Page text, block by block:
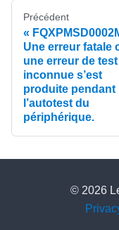
Précédent
Une erreur fatale
une erreur de test
inconnue s’est
produite pendant
l’autotest du
périphérique.
© 2026